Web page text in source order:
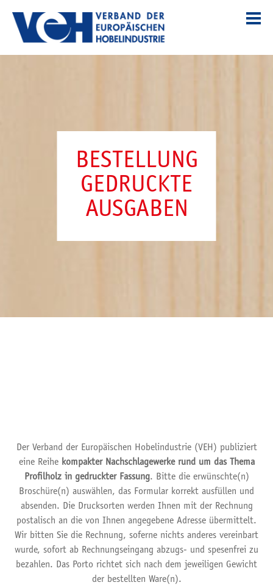
BESTELLUNG
GEDRUCKTE
AUSGABEN
Der Verband der Europäischen Hobelindustrie (VEH) publiziert
eine Reihe kompakter Nachschlagewerke rund um das Thema
Profilholz in gedruckter Fassung. Bitte die erwünschte(n)
Broschüre(n) auswählen, das Formular korrekt ausfüllen und
absenden. Die Drucksorten werden Ihnen mit der Rechnung
postalisch an die von Ihnen angegebene Adresse übermittelt.
Wir bitten Sie die Rechnung, soferne nichts anderes vereinbart
wurde, sofort ab Rechnungseingang abzugs- und spesenfrei zu
bezahlen. Das Porto richtet sich nach dem jeweiligen Gewicht
der bestellten Ware(n).